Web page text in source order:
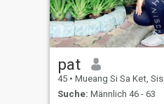
pat
45 • Mueang Si Sa Ket, Sisaket, Thailand
Suche: Männlich 46 - 63